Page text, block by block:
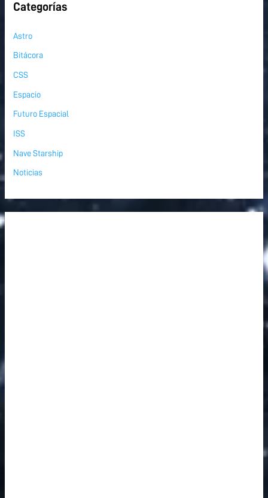
Categorías
Astro
Bitácora
CSS
Espacio
Futuro Espacial
ISS
Nave Starship
Noticias